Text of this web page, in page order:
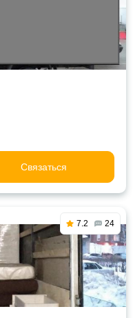
Связаться
7.2 24